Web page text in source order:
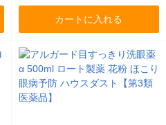
カートに入れる